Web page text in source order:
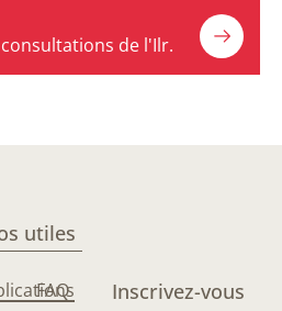
de l'Ilr.
utiles
FAQ Inscrivez-vous